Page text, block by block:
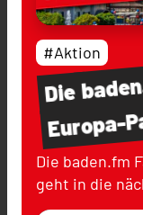
Die
Europa-
#Aktion
Die baden.fm
geht in die